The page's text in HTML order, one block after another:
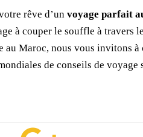
rêve d’un voyage parfait
à couper le souffle à travers
Maroc, nous vous invitons
de conseils de voyage